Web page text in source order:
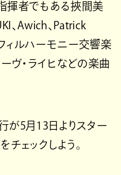
揮者でもある挾間美
、Awich、Patrick
ィルハーモニー交響楽
ヴ・ライヒなどの楽曲
が5月13日よりスター
チェックしよう。